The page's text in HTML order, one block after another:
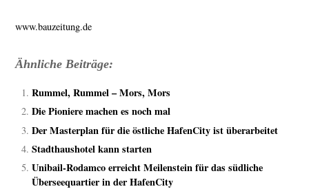
www.bauzeitung.de
Ähnliche Beiträge:
Rummel, Rummel – Mors, Mors
Die Pioniere machen es noch mal
Der Masterplan für die östliche HafenCity ist überarbeitet
Stadthaushotel kann starten
Unibail-Rodamco erreicht Meilenstein für das südliche
Überseequartier in der HafenCity